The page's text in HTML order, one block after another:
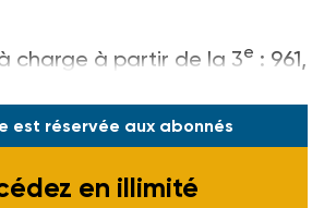
charge à partir de la 3e : 961,
est réservée aux abonnés
en illimité